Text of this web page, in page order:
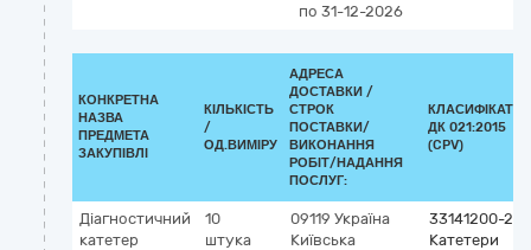
по 31-12-2026
КОНКРЕТНА
НАЗВА
ПРЕДМЕТА
ЗАКУПІВЛІ
КІЛЬКІСТЬ
/
ОД.ВИМІРУ
АДРЕСА
ДОСТАВКИ /
СТРОК
ПОСТАВКИ/
ВИКОНАННЯ
РОБІТ/НАДАННЯ
ПОСЛУГ:
КЛАСИФІКАТОР
ДК 021:2015
(CPV)
Діагностичний
катетер
10
штука
09119 Україна
Київська
33141200-2
Катетери